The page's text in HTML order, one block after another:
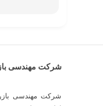
شرکت مهندسی
شرکت مهندسی